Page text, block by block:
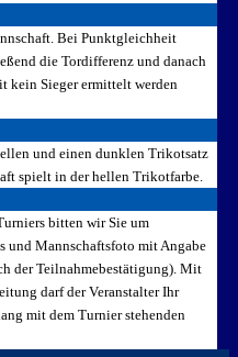
Bei Punktgleichheit
die Tordifferenz und danach
kein Sieger ermittelt werden
und einen dunklen Trikotsatz
spielt in der hellen Trikotfarbe.
bitten wir Sie um
und Mannschaftsfoto mit Angabe
der Teilnahmebestätigung). Mit
darf der Veranstalter Ihr
mit dem Turnier stehenden